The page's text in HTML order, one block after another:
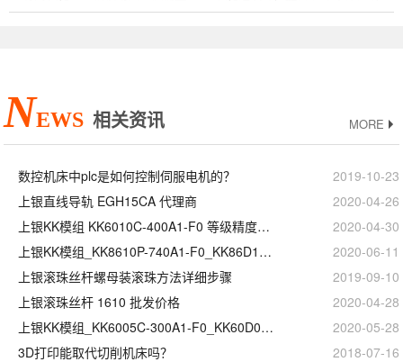
大的特点。大宗商品供需量大，
性滑轨，可节省以往传统致动平
NEWS 相关资讯 MORE
数控机床中plc是如何控制伺服电机的？
2019-10-23
上银直线导轨 EGH15CA 代理商
2020-04-26
上银KK模组 KK6010C-400A1-F0 等级精度安装
2020-04-30
上银KK模组_KK8610P-740A1-F0_KK86D10P-740A1-F0_规格尺寸型号
2020-06-11
上银滚珠丝杆螺母装滚珠方法详细步骤
2019-09-10
上银滚珠丝杆 1610 批发价格
2020-04-28
上银KK模组_KK6005C-300A1-F0_KK60D05C-300A1-F0_参数样本选型手册
2020-05-28
3D打印能取代切削机床吗？
2018-07-16